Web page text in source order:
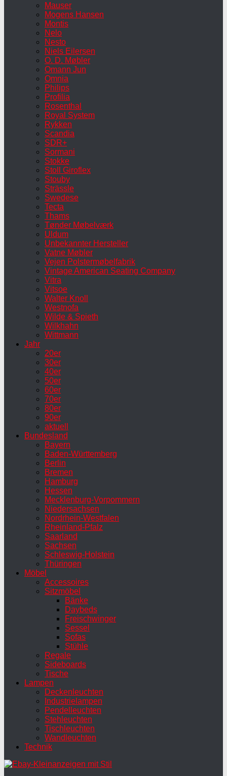
Mauser
Mogens Hansen
Montis
Nelo
Nesto
Niels Eilersen
O. D. Møbler
Omann Jun
Omnia
Philips
Profilia
Rosenthal
Royal System
Rykken
Scandia
SDR+
Sormani
Stokke
Stoll Giroflex
Stouby
Strässle
Swedese
Tecta
Thams
Tønder Møbelværk
Uldum
Unbekannter Hersteller
Vatne Møbler
Vejen Polstermøbelfabrik
Vintage American Seating Company
Vitra
Vitsoe
Walter Knoll
Westnofa
Wilde & Spieth
Wilkhahn
Wittmann
Jahr
20er
30er
40er
50er
60er
70er
80er
90er
aktuell
Bundesland
Bayern
Baden-Württemberg
Berlin
Bremen
Hamburg
Hessen
Mecklenburg-Vorpommern
Niedersachsen
Nordrhein-Westfalen
Rheinland-Pfalz
Saarland
Sachsen
Schleswig-Holstein
Thüringen
Möbel
Accessoires
Sitzmöbel
Bänke
Daybeds
Freischwinger
Sessel
Sofas
Stühle
Regale
Sideboards
Tische
Lampen
Deckenleuchten
Industrielampen
Pendelleuchten
Stehleuchten
Tischleuchten
Wandleuchten
Technik